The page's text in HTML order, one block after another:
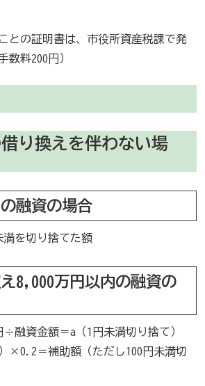
との証明書は、市役所資産税課で発
数料200円）
り換えを伴わない場
融資の場合
満を切り捨てた額
8,000万円以内の融資の
融資金額＝a（1円未満切り捨て）
×0.2＝補助額（ただし100円未満切